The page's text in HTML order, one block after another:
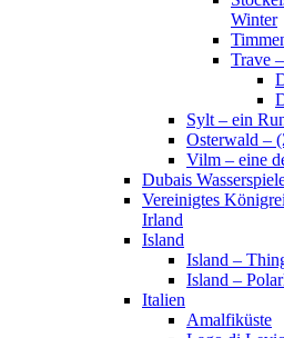
Winter
Trave
Sylt – ein
Osterwald –
Vilm – eine
Dubais
Vereinigtes
Irland
Island
Island –
Island –
Italien
Amalfiküste